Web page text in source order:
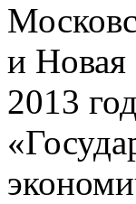
и Новая
2013